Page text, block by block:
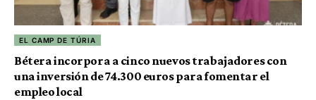
EL CAMP DE TÚRIA
Bétera incorpora a cinco nuevos trabajadores con
una inversión de 74.300 euros para fomentar el
empleo local